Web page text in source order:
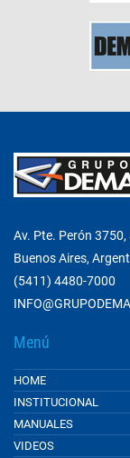
Av. Pte. Perón
Buenos Aires,
(5411) 4480-7000
Menú
HOME
INSTITUCIONAL
MANUALES
VIDEOS